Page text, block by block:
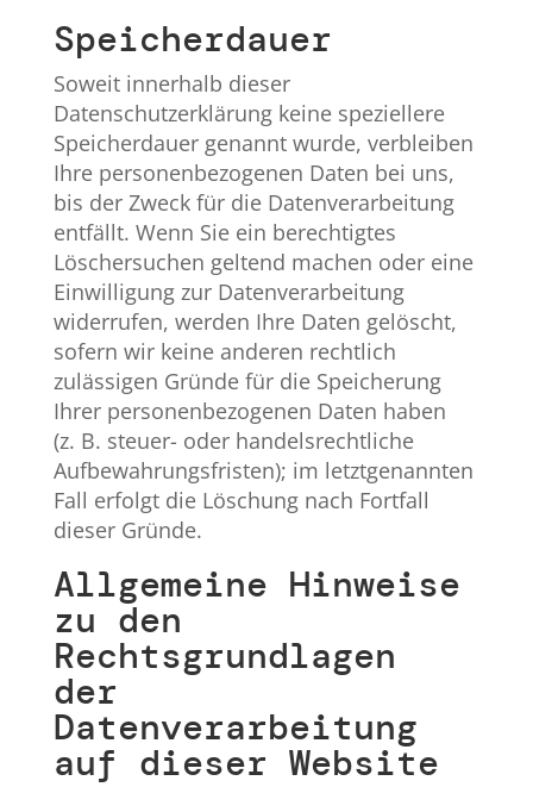
Speicherdauer
Soweit innerhalb dieser
Datenschutzerklärung keine speziellere
Speicherdauer genannt wurde, verbleiben
Ihre personenbezogenen Daten bei uns,
bis der Zweck für die Datenverarbeitung
entfällt. Wenn Sie ein berechtigtes
Löschersuchen geltend machen oder eine
Einwilligung zur Datenverarbeitung
widerrufen, werden Ihre Daten gelöscht,
sofern wir keine anderen rechtlich
zulässigen Gründe für die Speicherung
Ihrer personenbezogenen Daten haben
(z. B. steuer- oder handelsrechtliche
Aufbewahrungsfristen); im letztgenannten
Fall erfolgt die Löschung nach Fortfall
dieser Gründe.
Allgemeine Hinweise
zu den
Rechtsgrundlagen
der
Datenverarbeitung
auf dieser Website